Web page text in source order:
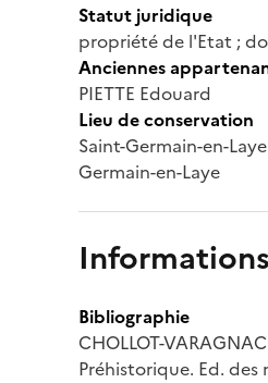
Statut juridique
propriété de l'Etat ;
Anciennes
PIETTE Edouard
Lieu de conservation
Saint-Germain-en-
Germain-en-Laye
Bibliographie
CHOLLOT-
Préhistorique. Ed. des